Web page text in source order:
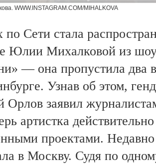
WWW.INSTAGRAM.COM/MIHALKOVA
по Сети стала
Юлии Михалковой из
— она пропустила два
Узнав об этом,
Орлов заявил
артистка
проектами.
в Москву. Судя по